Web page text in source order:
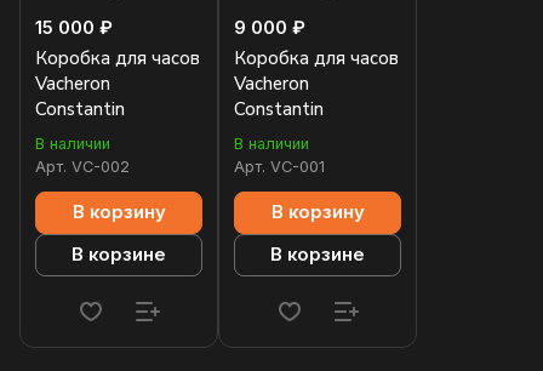
15 000 ₽
Коробка для часов
Vacheron
Constantin
В наличии
Арт. VC-002
В корзину
В корзине
9 000 ₽
Коробка для часов
Vacheron
Constantin
В наличии
Арт. VC-001
В корзину
В корзине